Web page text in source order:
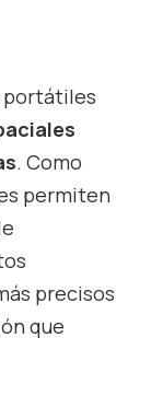
portátiles
. Como
permiten
precisos
que